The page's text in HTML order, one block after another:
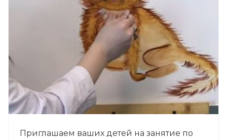
Приглашаем ваших детей на занятие по